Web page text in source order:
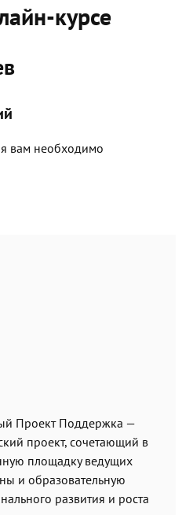
курсе
вам необходимо
Проект Поддержка —
проект, сочетающий в
площадку ведущих
и образовательную
развития и роста